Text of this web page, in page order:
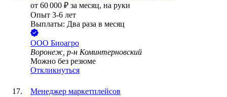
от 60 000 ₽ за месяц, на руки
Опыт 3-6 лет
Выплаты: Два раза в месяц
ООО Биоагро
Воронеж, р-н Коминтерновский
Можно без резюме
Откликнуться
Менеджер маркетплейсов